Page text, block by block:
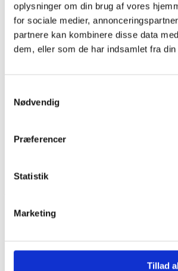
oplysninger om din brug af vores
for sociale medier,
partnere kan kombinere disse data
dem, eller som de har indsamlet fra
Nødvendig
Præferencer
Statistik
Marketing
Tillad
Privatlivspolitik
§75 Støtteperson
Familiebehandling/-rådgivning